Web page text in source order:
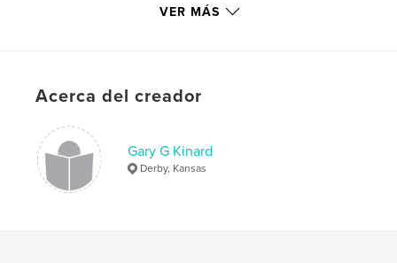
IdiomaEnglish
Palabras clave
Butler , Terance
VER MÁS
Acerca del creador
Gary G Kinard
Derby, Kansas